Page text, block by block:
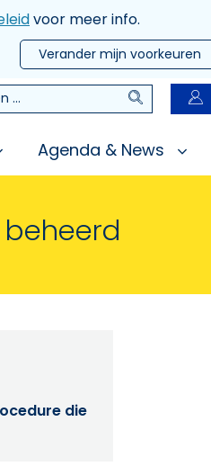
voor meer info.
Verander mijn voorkeuren
Zoeken
Agenda & News
die